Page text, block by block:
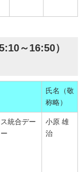
～16:50）
氏名（敬
称略）
統合デー
小原 雄
治